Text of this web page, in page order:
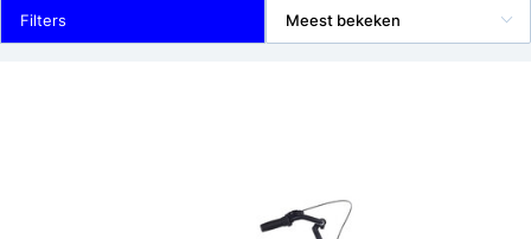
Filters Meest bekeken